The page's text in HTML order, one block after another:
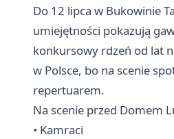
Do 12 lipca w Bukowinie
umiejętności pokazują
konkursowy rdzeń od lat
w Polsce, bo na scenie
repertuarem.
Na scenie przed Domem
• Kamraci